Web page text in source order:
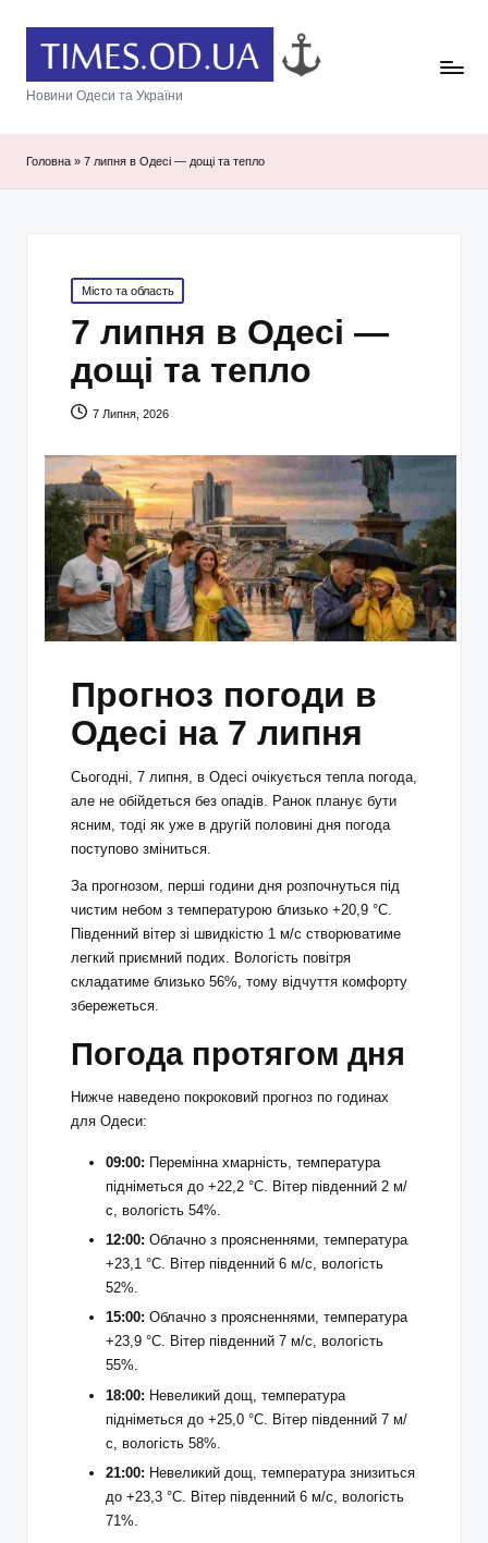
Новини Одеси та України
Головна » 7 липня в Одесі — дощі та тепло
Posted
in
Місто та область
7 липня в Одесі —
дощі та тепло
7 Липня, 2026
Прогноз погоди в
Одесі на 7 липня
Сьогодні, 7 липня, в Одесі очікується тепла погода,
але не обійдеться без опадів. Ранок планує бути
ясним, тоді як уже в другій половині дня погода
поступово зміниться.
За прогнозом, перші години дня розпочнуться під
чистим небом з температурою близько +20,9 °С.
Південний вітер зі швидкістю 1 м/с створюватиме
легкий приємний подих. Вологість повітря
складатиме близько 56%, тому відчуття комфорту
збережеться.
Погода протягом дня
Нижче наведено покроковий прогноз по годинах
для Одеси:
09:00: Перемінна хмарність, температура
підніметься до +22,2 °С. Вітер південний 2 м/
с, вологість 54%.
12:00: Облачно з проясненнями, температура
+23,1 °С. Вітер південний 6 м/с, вологість
52%.
15:00: Облачно з проясненнями, температура
+23,9 °С. Вітер південний 7 м/с, вологість
55%.
18:00: Невеликий дощ, температура
підніметься до +25,0 °С. Вітер південний 7 м/
с, вологість 58%.
21:00: Невеликий дощ, температура знизиться
до +23,3 °С. Вітер південний 6 м/с, вологість
71%.